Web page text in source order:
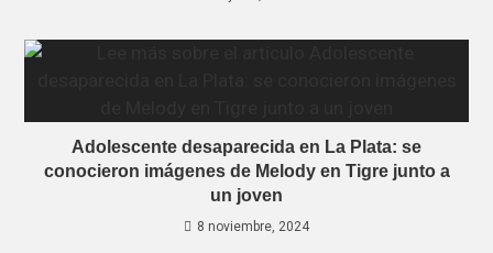
Adolescente desaparecida en La Plata: se
conocieron imágenes de Melody en Tigre junto a
un joven
8 noviembre, 2024